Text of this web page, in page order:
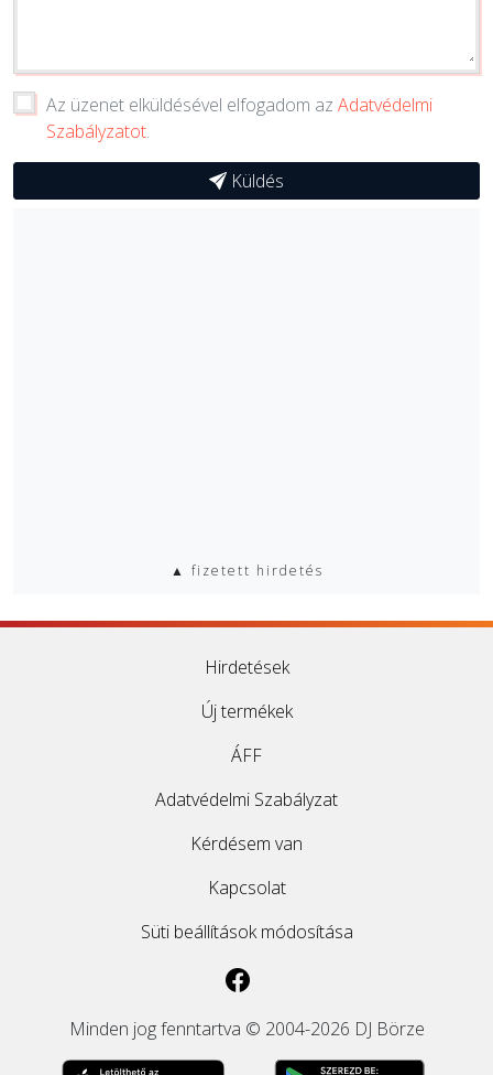
Az üzenet elküldésével elfogadom az Adatvédelmi
Szabályzatot.
Küldés
▲ fizetett hirdetés
Hirdetések
Új termékek
ÁFF
Adatvédelmi Szabályzat
Kérdésem van
Kapcsolat
Süti beállítások módosítása
Minden jog fenntartva © 2004-2026 DJ Börze